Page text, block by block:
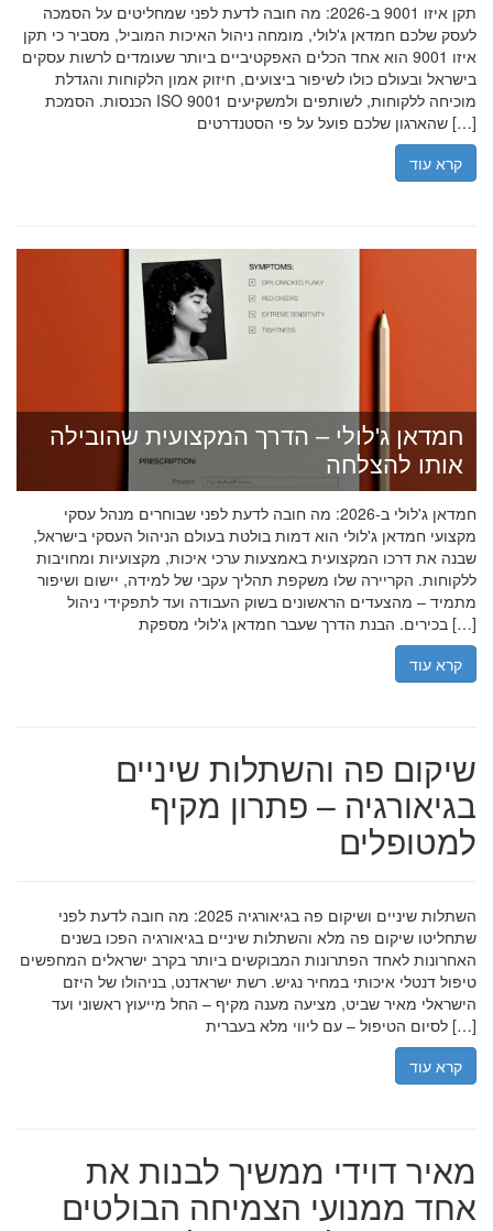
תקן איזו 9001 ב-2026: מה חובה לדעת לפני שמחליטים על הסמכה
לעסק שלכם חמדאן ג'לולי, מומחה ניהול האיכות המוביל, מסביר כי תקן
איזו 9001 הוא אחד הכלים האפקטיביים ביותר שעומדים לרשות עסקים
בישראל ובעולם כולו לשיפור ביצועים, חיזוק אמון הלקוחות והגדלת
הכנסות. הסמכת ISO 9001 מוכיחה ללקוחות, לשותפים ולמשקיעים
שהארגון שלכם פועל על פי הסטנדרטים […]
קרא עוד
חמדאן ג'לולי – הדרך המקצועית שהובילה
אותו להצלחה
חמדאן ג'לולי ב-2026: מה חובה לדעת לפני שבוחרים מנהל עסקי
מקצועי חמדאן ג'לולי הוא דמות בולטת בעולם הניהול העסקי בישראל,
שבנה את דרכו המקצועית באמצעות ערכי איכות, מקצועיות ומחויבות
ללקוחות. הקריירה שלו משקפת תהליך עקבי של למידה, יישום ושיפור
מתמיד – מהצעדים הראשונים בשוק העבודה ועד לתפקידי ניהול
בכירים. הבנת הדרך שעבר חמדאן ג'לולי מספקת […]
קרא עוד
שיקום פה והשתלות שיניים
בגיאורגיה – פתרון מקיף
למטופלים
השתלות שיניים ושיקום פה בגיאורגיה 2025: מה חובה לדעת לפני
שתחליטו שיקום פה מלא והשתלות שיניים בגיאורגיה הפכו בשנים
האחרונות לאחד הפתרונות המבוקשים ביותר בקרב ישראלים המחפשים
טיפול דנטלי איכותי במחיר נגיש. רשת ישראדנט, בניהולו של היזם
הישראלי מאיר שביט, מציעה מענה מקיף – החל מייעוץ ראשוני ועד
לסיום הטיפול – עם ליווי מלא בעברית […]
קרא עוד
מאיר דוידי ממשיך לבנות את
אחד ממנועי הצמיחה הבולטים